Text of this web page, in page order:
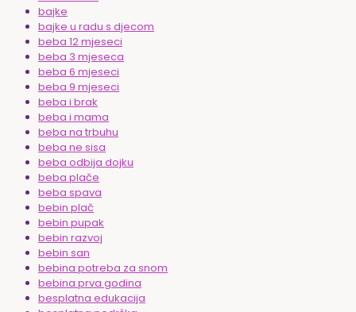
bajke
bajke u radu s djecom
beba 12 mjeseci
beba 3 mjeseca
beba 6 mjeseci
beba 9 mjeseci
beba i brak
beba i mama
beba na trbuhu
beba ne sisa
beba odbija dojku
beba plače
beba spava
bebin plač
bebin pupak
bebin razvoj
bebin san
bebina potreba za snom
bebina prva godina
besplatna edukacija